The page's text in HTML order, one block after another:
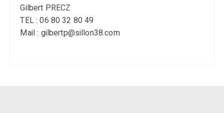
Gilbert PRECZ
TEL : 06 80 32 80 49
Mail : gilbertp@sillon38.com